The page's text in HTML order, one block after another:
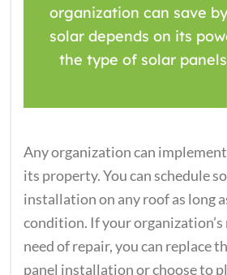
organization can save
solar depends on its
the type of solar
Any organization can
its property. You can schedule
installation on any roof as long
condition. If your organization’s
need of repair, you can replace
panel installation or choose to